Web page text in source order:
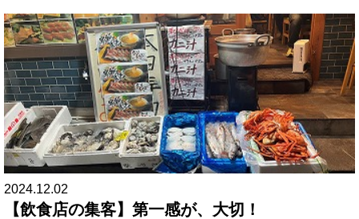
2024.12.02
【飲食店の集客】第一感が、大切！